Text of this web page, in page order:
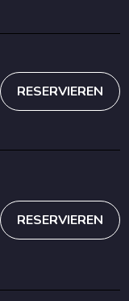
RESERVIEREN
RESERVIEREN